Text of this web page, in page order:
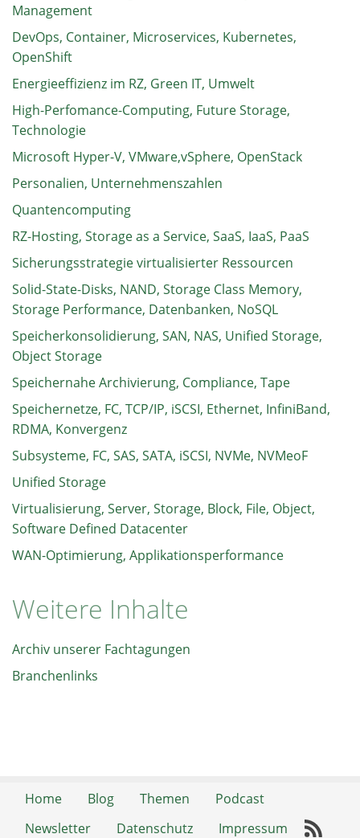
Management
DevOps, Container, Microservices, Kubernetes,
OpenShift
Energieeffizienz im RZ, Green IT, Umwelt
High-Perfomance-Computing, Future Storage,
Technologie
Microsoft Hyper-V, VMware,vSphere, OpenStack
Personalien, Unternehmenszahlen
Quantencomputing
RZ-Hosting, Storage as a Service, SaaS, IaaS, PaaS
Sicherungsstrategie virtualisierter Ressourcen
Solid-State-Disks, NAND, Storage Class Memory,
Storage Performance, Datenbanken, NoSQL
Speicherkonsolidierung, SAN, NAS, Unified Storage,
Object Storage
Speichernahe Archivierung, Compliance, Tape
Speichernetze, FC, TCP/IP, iSCSI, Ethernet, InfiniBand,
RDMA, Konvergenz
Subsysteme, FC, SAS, SATA, iSCSI, NVMe, NVMeoF
Unified Storage
Virtualisierung, Server, Storage, Block, File, Object,
Software Defined Datacenter
WAN-Optimierung, Applikationsperformance
Weitere Inhalte
Archiv unserer Fachtagungen
Branchenlinks
Home Blog Themen
Podcast
Newsletter
Datenschutz Impressum